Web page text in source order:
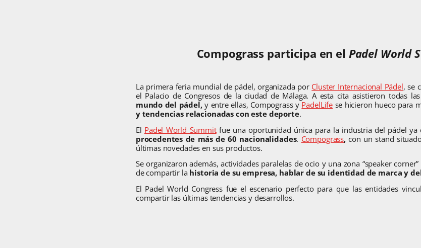
Compograss participa en el Padel World
La primera feria mundial de pádel, organizada por Cluster Internacional Pádel, se
el Palacio de Congresos de la ciudad de Málaga. A esta cita asistieron todas las
mundo del pádel,y entre ellas, Compograss y PadelLife se hicieron hueco para
y tendencias relacionadas con este deporte.
El Padel World Summitfue una oportunidad única para la industria del pádel ya
procedentes de más de 60 nacionalidades. Compograss, con un stand
últimas novedades en sus productos.
Se organizaron además, actividades paralelas de ocio y una zona “speaker
de compartir la historia de su empresa, hablar de su identidad de marca y
El Padel World Congress fue el escenario perfecto para que las entidades
compartir las últimas tendencias y desarrollos.